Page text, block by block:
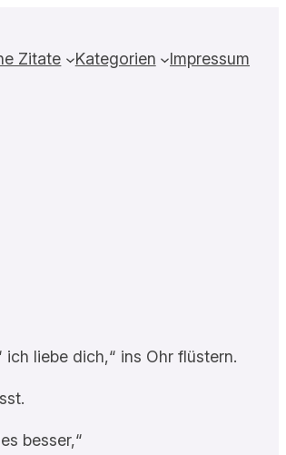
Zitate Kategorien Impressum
liebe dich,“ ins Ohr flüstern.
besser,“